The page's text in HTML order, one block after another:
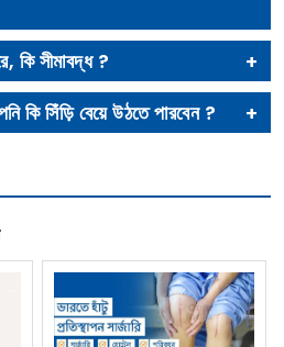
কি সীমাবদ্ধ ?
কি সিঁড়ি বেয়ে উঠতে পারবেন ?